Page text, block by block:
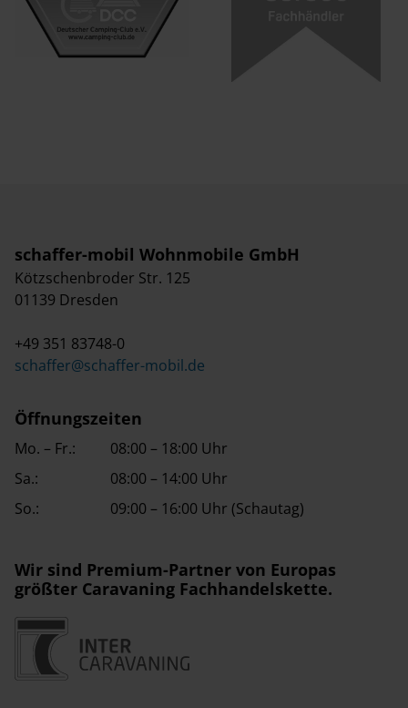
schaffer-mobil Wohnmobile GmbH
Kötzschenbroder Str. 125
01139 Dresden
+49 351 83748-0
schaffer@schaffer-mobil.de
Öffnungszeiten
Mo. – Fr.:
08:00 – 18:00 Uhr
Sa.:
08:00 – 14:00 Uhr
So.:
09:00 – 16:00 Uhr (Schautag)
Wir sind Premium-Partner von Europas
größter Caravaning Fachhandelskette.